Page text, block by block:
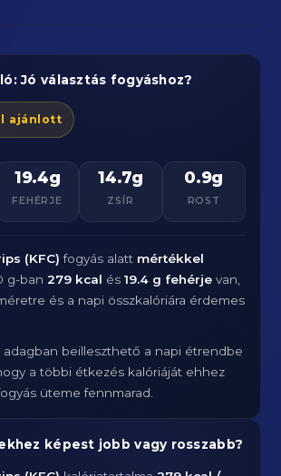
Jó választás fogyáshoz?
ajánlott
19.4g
FEHÉRJE
14.7g
ZSÍR
0.9g
ROST
(KFC) fogyás alatt mértékkel
g-ban279 kcal és19.4 g fehérje van,
és a napi összkalóriára érdemes
adagban beilleszthető a napi étrendbe
a többi étkezés kalóriáját ehhez
üteme fennmarad.
képest jobb vagy rosszabb?